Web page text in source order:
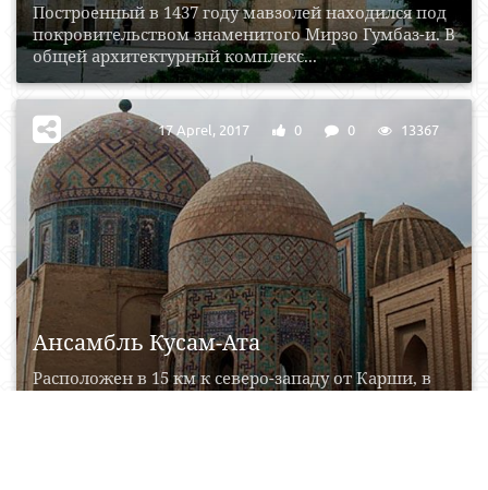
Построенный в 1437 году мавзолей находился под
покровительством знаменитого Мирзо Гумбаз-и. В
общей архитектурный комплекс...
Ансамбль Кусам-Ата
Расположен в 15 км к северо-западу от Карши, в
17 Aprel, 2017 0 0 13367